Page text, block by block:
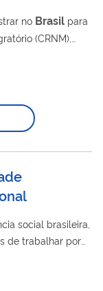
no Brasil para
(CRNM),
para:
pelas
social brasileira,
de trabalhar por
país que possui